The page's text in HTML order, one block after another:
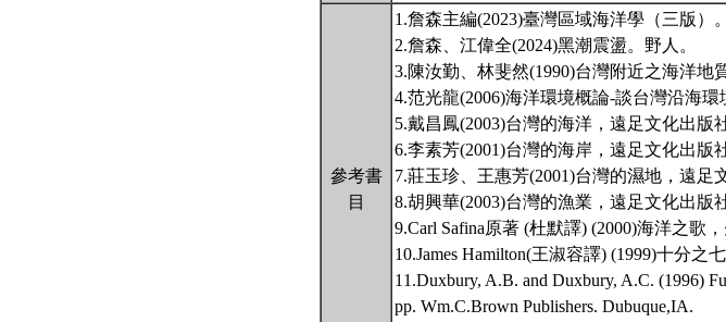
參考書
目
1.詹森主編(2023)臺灣區域海洋學（三版）
2.詹森、江偉全(2024)黑潮震盪。野人。
3.陳汝勤、林斐然(1990)台灣附近之海洋地
4.范光龍(2006)海洋環境概論-談台灣沿海環
5.戴昌鳳(2003)台灣的海洋，遠足文化出版
6.李素芳(2001)台灣的海岸，遠足文化出版
7.莊玉珍、王惠芳(2001)台灣的濕地，遠足
8.胡興華(2003)台灣的漁業，遠足文化出版
9.Carl Safina原著 (杜默譯) (2000)海洋之歌，
10.James Hamilton(王淑容譯) (1999)十分之
11.Duxbury, A.B. and Duxbury, A.C. (1996)
pp. Wm.C.Brown Publishers. Dubuque,IA.